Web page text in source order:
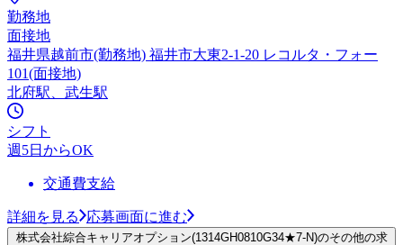
勤務地
面接地
福井県越前市(勤務地) 福井市大東2-1-20 レコルタ・フォー
101(面接地)
北府駅、武生駅
シフト
週5日からOK
交通費支給
詳細を見る 応募画面に進む
株式会社綜合キャリアオプション(1314GH0810G34★7-N)のその他の求